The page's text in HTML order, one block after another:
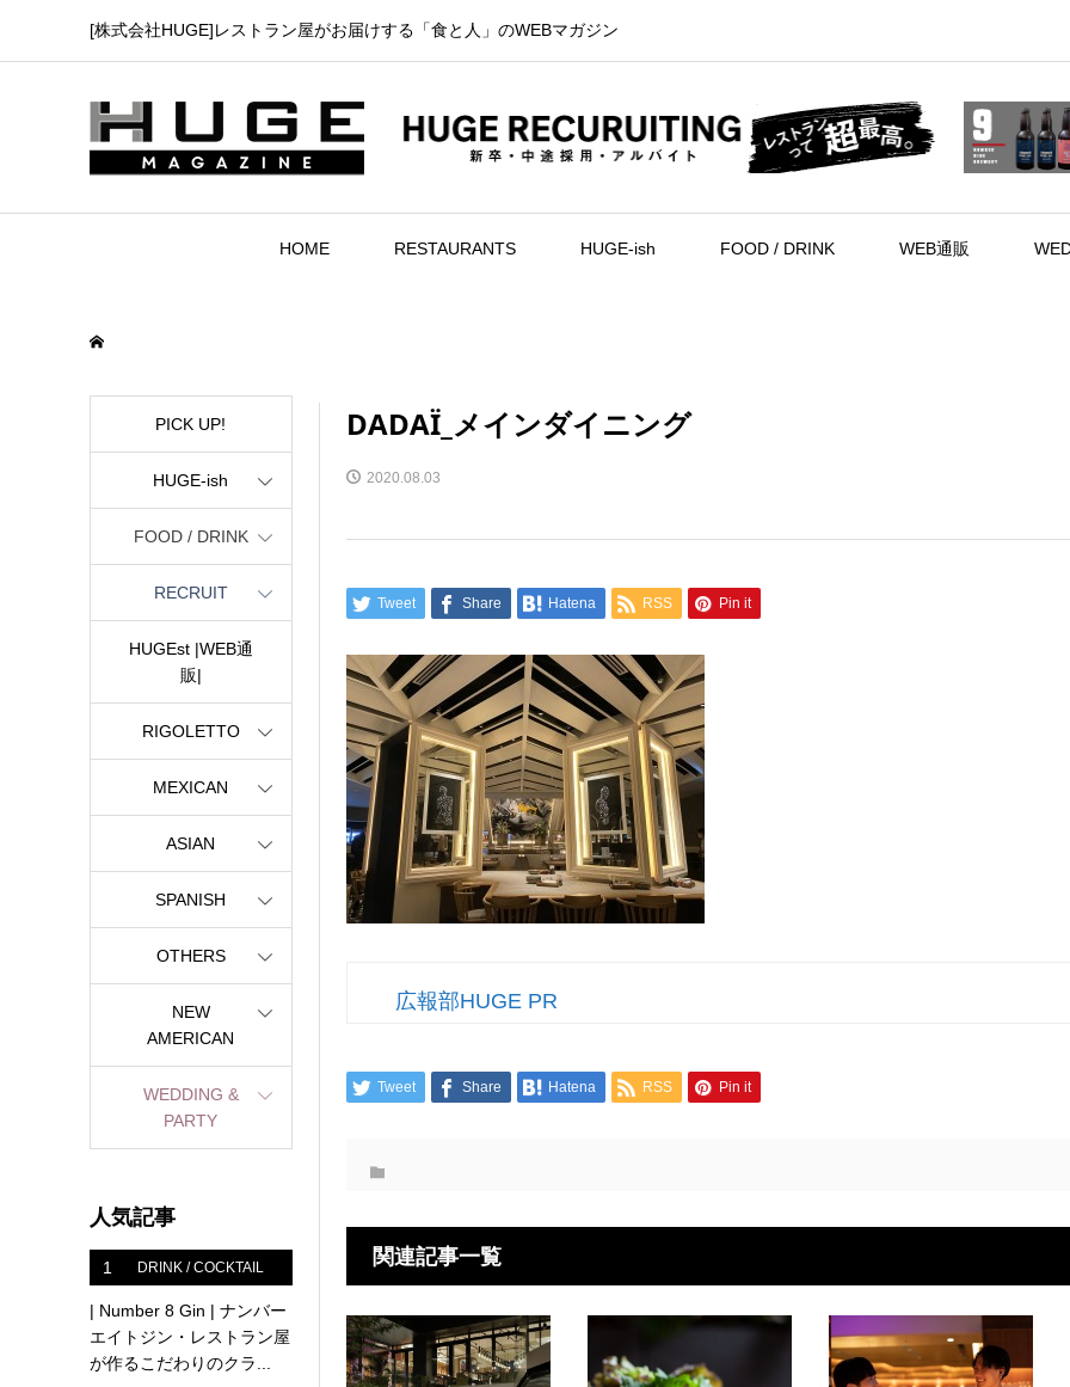
[株式会社HUGE]レストラン屋がお届けする「食と人」のWEBマガジン
HOME RESTAURANTS HUGE-ish FOOD / DRINK WEB通販
DADAÏ_メインダイニング
2020.08.03
Tweet Share Hatena RSS Pin it
広報部HUGE PR
Tweet Share Hatena RSS Pin it
関連記事一覧
PICK UP!
HUGE-ish
FOOD / DRINK
RECRUIT
HUGEst |WEB通
販|
RIGOLETTO
MEXICAN
ASIAN
SPANISH
OTHERS
NEW
AMERICAN
WEDDING &
PARTY
人気記事
1 DRINK / COCKTAIL
| Number 8 Gin | ナンバー
エイトジン・レストラン屋
が作るこだわりのクラ...